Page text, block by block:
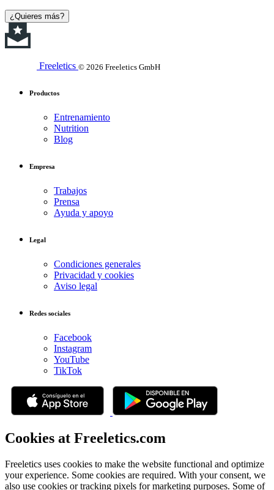
¿Quieres más?
Freeletics © 2026 Freeletics GmbH
Productos
Entrenamiento
Nutrition
Blog
Empresa
Trabajos
Prensa
Ayuda y apoyo
Legal
Condiciones generales
Privacidad y cookies
Aviso legal
Redes sociales
Facebook
Instagram
YouTube
TikTok
Cookies at Freeletics.com
Freeletics uses cookies to make the website functional and optimize
your experience. Some cookies are required. With your consent, we
also use cookies or tracking pixels for marketing purposes. Some of